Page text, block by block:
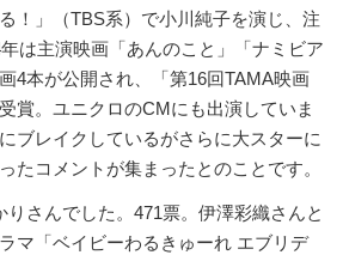
！」（TBS系）で小川純子を演じ、注
は主演映画「あんのこと」「ナミビア
4本が公開され、「第16回TAMA映画
賞。ユニクロのCMにも出演していま
ブレイクしているがさらに大スターに
たコメントが集まったとのことです。
さんでした。471票。伊澤彩織さんと
マ「ベイビーわるきゅーれ エブリデ